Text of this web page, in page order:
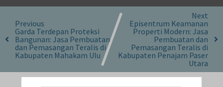
Previous
Garda Terdepan Proteksi
Bangunan: Jasa Pembuatan
dan Pemasangan Teralis di
Kabupaten Mahakam Ulu
Next
Episentrum Keamanan
Properti Modern: Jasa
Pembuatan dan
Pemasangan Teralis di
Kabupaten Penajam Paser
Utara